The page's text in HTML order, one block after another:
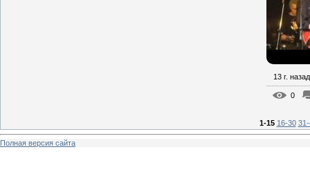
13 г. назад
0
1-15 16-30
Полная версия сайта